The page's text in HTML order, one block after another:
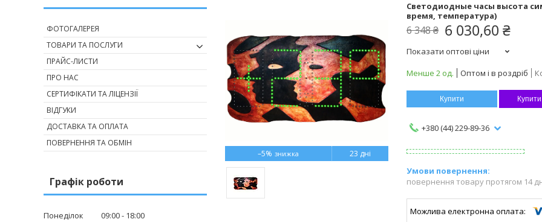
–5% 23 дні
Светодиодные часы высота
время, температура)
6 348 ₴ 6 030,60 ₴
Показати оптові ціни
Менше 2 од.
Оптом і в роздріб
Купити
+380 (44) 229-89-36
повернення товару протягом 14
ФОТОГАЛЕРЕЯ
ТОВАРИ ТА ПОСЛУГИ
ПРАЙС-ЛИСТИ
ПРО НАС
СЕРТИФІКАТИ ТА ЛІЦЕНЗІЇ
ВІДГУКИ
ДОСТАВКА ТА ОПЛАТА
ПОВЕРНЕННЯ ТА ОБМІН
Графік роботи
Понеділок 09:00
18:00